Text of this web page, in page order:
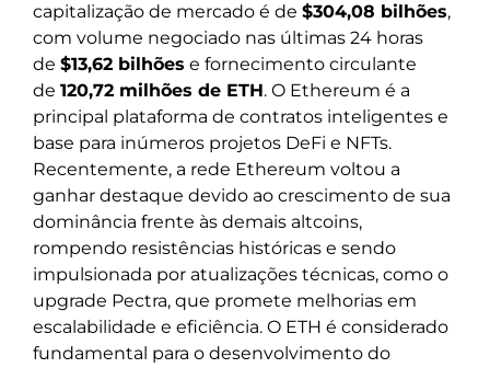
capitalização de mercado é de $304,08 bilhões,
com volume negociado nas últimas 24 horas
de $13,62 bilhões e fornecimento circulante
de 120,72 milhões de ETH. O Ethereum é a
principal plataforma de contratos inteligentes e
base para inúmeros projetos DeFi e NFTs.
Recentemente, a rede Ethereum voltou a
ganhar destaque devido ao crescimento de sua
dominância frente às demais altcoins,
rompendo resistências históricas e sendo
impulsionada por atualizações técnicas, como o
upgrade Pectra, que promete melhorias em
escalabilidade e eficiência. O ETH é considerado
fundamental para o desenvolvimento do